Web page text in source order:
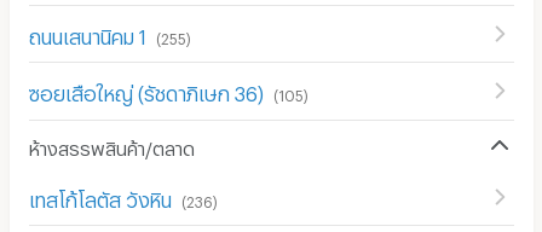
ถนนเสนานิคม 1 (255)
ซอยเสือใหญ่ (รัชดาภิเษก 36) (105)
ห้างสรรพสินค้า/ตลาด
เทสโก้โลตัส วังหิน (236)